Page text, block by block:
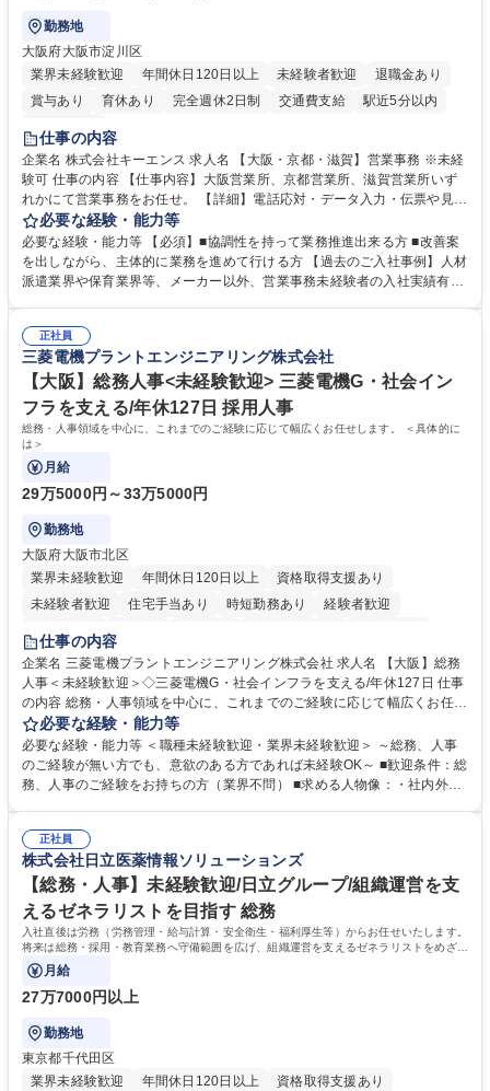
勤務地
大阪府大阪市淀川区
業界未経験歓迎
年間休日120日以上 未経験者歓迎
退職金あり
賞与あり
育休あり 完全週休2日制 交通費支給
駅近5分以内
土日祝休み
仕事の内容
企業名 株式会社キーエンス 求人名 【大阪・京都・滋賀】営業事務 ※未経
験可 仕事の内容 【仕事内容】大阪営業所、京都営業所、滋賀営業所いず
れかにて営業事務をお任せ。 【詳細】電話応対・データ入力・伝票や見積
の作成・カタログ送付・来客対応・営業所内で発生する事務業務や業務改
善をお任せ。 【教育制度】ご入社後、育成担当とペアになりながらOJTに
て業務を覚えていただくことが可能です。業務システムがきちんと構築さ
れているため、スムーズに仕事に慣れることができる環境です。また、
募集職種 【大阪・京都・滋賀】営業事務 ※未経験可
必要な経験・能力等
必要な経験・能力等 【必須】■協調性を持って業務推進出来る方 ■改善案
を出しながら、主体的に業務を進めて行ける方 【過去のご入社事例】人材
派遣業界や保育業界等、メーカー以外、営業事務未経験者の入社実績有
えて、お客様や社員の状況に合わせ、能動的なサポート、改善の動きも期
待され。組織を支えるスペシャリストとして、チームに貢献し、結果的に
社員から頼られる存在になることができます。平均19:30の退勤以降の業
務の持ち帰りも禁止されており、メリハリのある働き方となります。 学
歴・資格 学歴：大学院 大学 高専 短大 語学力： 資格：
正社員
三菱電機プラントエンジニアリング株式会社
【大阪】総務人事<未経験歓迎> 三菱電機G・社会イン
フラを支える/年休127日 採用人事
総務・人事領域を中心に、これまでのご経験に応じて幅広くお任せします。 ＜具体的に
は＞
月給
29万5000円～33万5000円
勤務地
大阪府大阪市北区
業界未経験歓迎
年間休日120日以上
資格取得支援あり
未経験者歓迎
住宅手当あり 時短勤務あり
経験者歓迎
退職金あり
駅近5分以内
土日祝休み 服装自由 寮・社宅あり 食事補助あり
仕事の内容
企業名 三菱電機プラントエンジニアリング株式会社 求人名 【大阪】総務
人事＜未経験歓迎＞◇三菱電機G・社会インフラを支える/年休127日 仕事
の内容 総務・人事領域を中心に、これまでのご経験に応じて幅広くお任せ
します。 ＜具体的には＞ ・総務/人事労務（給与・社保・勤怠管理など）
・採用・教育研修 ・福利厚生運用 など ※基本的には事務所勤務ですが、
採用や教育等の業務内容により、関西圏以外への日帰り・宿泊を伴う国内
出張もございます。 ※担当業務を持ちつつ、お互いに助け合いながら、総
必要な経験・能力等
必要な経験・能力等 ＜職種未経験歓迎・業界未経験歓迎＞ ～総務、人事
のご経験が無い方でも、意欲のある方であれば未経験OK～ ■歓迎条件：総
務、人事のご経験をお持ちの方（業界不問） ■求める人物像：・社内外の
正社員
株式会社日立医薬情報ソリューションズ
【総務・人事】未経験歓迎/日立グループ/組織運営を支
えるゼネラリストを目指す 総務
入社直後は労務（労務管理・給与計算・安全衛生・福利厚生等）からお任せいたします。
将来は総務・採用・教育業務へ守備範囲を広げ、組織運営を支えるゼネラリストをめざせ
ます。
月給
27万7000円以上
勤務地
東京都千代田区
業界未経験歓迎
年間休日120日以上 資格取得支援あり